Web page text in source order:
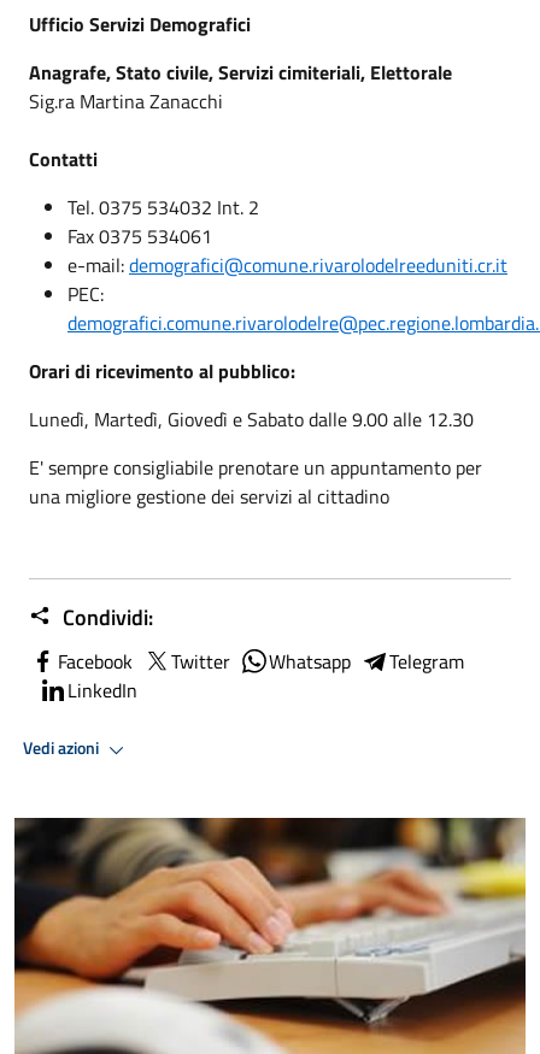
Ufficio Servizi Demografici
Anagrafe, Stato civile, Servizi cimiteriali, Elettorale
Sig.ra Martina Zanacchi
Contatti
Tel. 0375 534032 Int. 2
Fax 0375 534061
e-mail:demografici@comune.rivarolodelreeduniti.cr.it
PEC:
Orari di ricevimento al pubblico:
Lunedì, Martedì, Giovedì e Sabato dalle 9.00 alle 12.30
E' sempre consigliabile prenotare un appuntamento per
una migliore gestione dei servizi al cittadino
Condividi:
Facebook Twitter Whatsapp
Telegram
LinkedIn
Vedi azioni